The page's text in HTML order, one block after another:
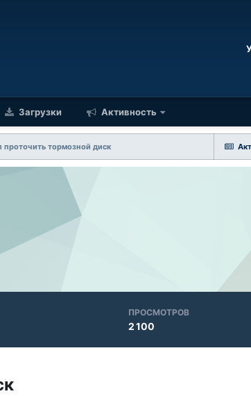
Загрузки Активность
проточить тормозной диск
ПРОСМОТРОВ
2 100